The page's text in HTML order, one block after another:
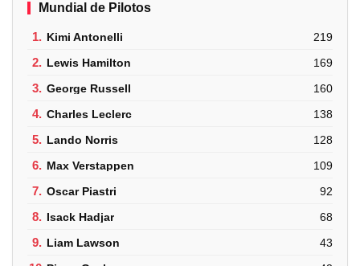
Mundial de Pilotos
1. Kimi Antonelli 219
2. Lewis Hamilton 169
3. George Russell 160
4. Charles Leclerc 138
5. Lando Norris 128
6. Max Verstappen 109
7. Oscar Piastri 92
8. Isack Hadjar 68
9. Liam Lawson 43